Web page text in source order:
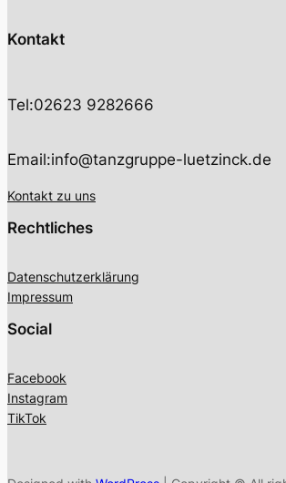
Kontakt
Tel:02623 9282666
Email:info@tanzgruppe-luetzinck.de
Kontakt zu uns
Rechtliches
Datenschutzerklärung
Impressum
Social
Facebook
Instagram
TikTok